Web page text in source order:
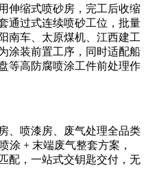
伸缩式喷砂房，完工后收缩
通过式连续喷砂工位，批量
南车、太原煤机、江西建工
涂装前置工序，同时适配船
等高防腐喷涂工件前处理作
、喷漆房、废气处理全品类
涂 + 末端废气整套方案，
配，一站式交钥匙交付，无